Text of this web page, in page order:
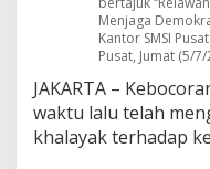
s
k
u
s
T
e
Menjaga
Kantor SMSI
Pusat, Jumat (5/7/
JAKARTA –
waktu lalu telah
khalayak terhadap